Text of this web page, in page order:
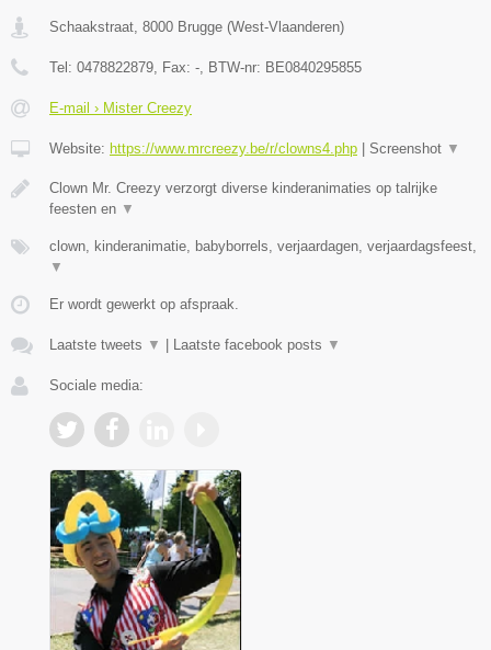
Schaakstraat, 8000 Brugge (West-Vlaanderen)
Tel: 0478822879, Fax: -, BTW-nr: BE0840295855
E-mail › Mister Creezy
Website: https://www.mrcreezy.be/r/clowns4.php Screenshot ▼
Clown Mr. Creezy verzorgt diverse kinderanimaties op talrijke
feesten en ▼
clown, kinderanimatie, babyborrels, verjaardagen, verjaardagsfeest,
▼
Er wordt gewerkt op afspraak.
Laatste tweets ▼ Laatste facebook posts ▼
Sociale media: